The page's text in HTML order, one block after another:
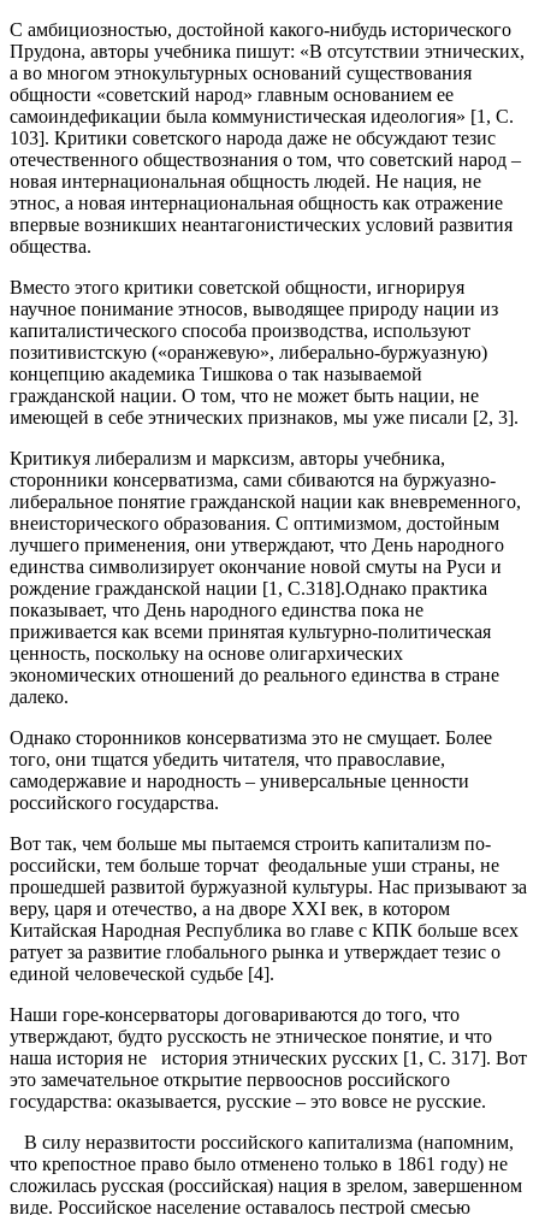
С амбициозностью, достойной какого-нибудь исторического
Прудона, авторы учебника пишут: «В отсутствии этнических,
а во многом этнокультурных оснований существования
общности «советский народ» главным основанием ее
самоиндефикации была коммунистическая идеология» [1, С.
103]. Критики советского народа даже не обсуждают тезис
отечественного обществознания о том, что советский народ –
новая интернациональная общность людей. Не нация, не
этнос, а новая интернациональная общность как отражение
впервые возникших неантагонистических условий развития
общества.
Вместо этого критики советской общности, игнорируя
научное понимание этносов, выводящее природу нации из
капиталистического способа производства, используют
позитивистскую («оранжевую», либерально-буржуазную)
концепцию академика Тишкова о так называемой
гражданской нации. О том, что не может быть нации, не
имеющей в себе этнических признаков, мы уже писали [2, 3].
Критикуя либерализм и марксизм, авторы учебника,
сторонники консерватизма, сами сбиваются на буржуазно-
либеральное понятие гражданской нации как вневременного,
внеисторического образования. С оптимизмом, достойным
лучшего применения, они утверждают, что День народного
единства символизирует окончание новой смуты на Руси и
рождение гражданской нации [1, С.318].Однако практика
показывает, что День народного единства пока не
приживается как всеми принятая культурно-политическая
ценность, поскольку на основе олигархических
экономических отношений до реального единства в стране
далеко.
Однако сторонников консерватизма это не смущает. Более
того, они тщатся убедить читателя, что православие,
самодержавие и народность – универсальные ценности
российского государства.
Вот так, чем больше мы пытаемся строить капитализм по-
российски, тем больше торчат феодальные уши страны, не
прошедшей развитой буржуазной культуры. Нас призывают за
веру, царя и отечество, а на дворе ХХI век, в котором
Китайская Народная Республика во главе с КПК больше всех
ратует за развитие глобального рынка и утверждает тезис о
единой человеческой судьбе [4].
Наши горе-консерваторы договариваются до того, что
утверждают, будто русскость не этническое понятие, и что
наша история не история этнических русских [1, С. 317]. Вот
это замечательное открытие первооснов российского
государства: оказывается, русские – это вовсе не русские.
В силу неразвитости российского капитализма (напомним,
что крепостное право было отменено только в 1861 году) не
сложилась русская (российская) нация в зрелом, завершенном
виде. Российское население оставалось пестрой смесью